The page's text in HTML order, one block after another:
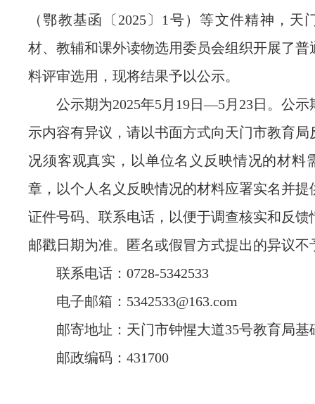
（鄂教基函〔2025〕1号）等文件精神，天
材、教辅和课外读物选用委员会组织开展了普
料评审选用，现将结果予以公示。
公示期为2025年5月19日—5月23日。公示
示内容有异议，请以书面方式向天门市教育局
况须客观真实，以单位名义反映情况的材料
章，以个人名义反映情况的材料应署实名并提
证件号码、联系电话，以便于调查核实和反馈
邮戳日期为准。匿名或假冒方式提出的异议不
联系电话：0728-5342533
电子邮箱：5342533@163.com
邮寄地址：天门市钟惺大道35号教育局基
邮政编码：431700